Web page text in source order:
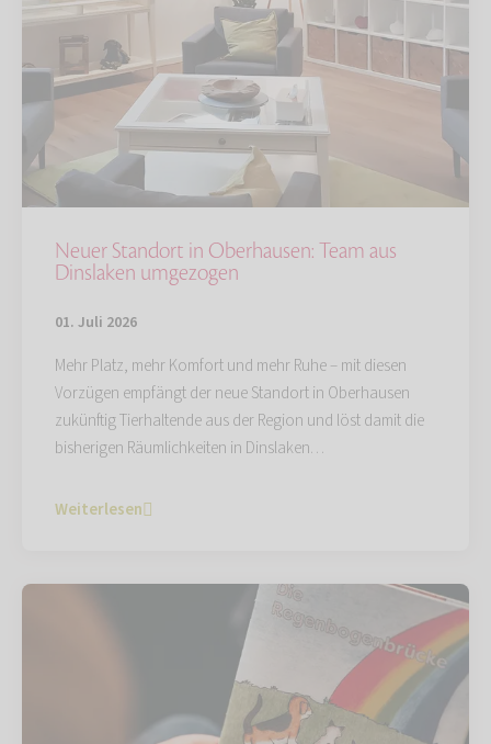
Neuer Standort in Oberhausen: Team aus
Dinslaken umgezogen
01. Juli 2026
Mehr Platz, mehr Komfort und mehr Ruhe – mit diesen
Vorzügen empfängt der neue Standort in Oberhausen
zukünftig Tierhaltende aus der Region und löst damit die
bisherigen Räumlichkeiten in Dinslaken…
Weiterlesen